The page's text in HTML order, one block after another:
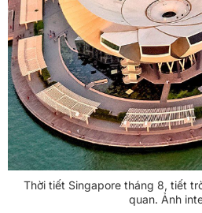
Thời tiết Singapore tháng 8, tiết
quan. Ảnh